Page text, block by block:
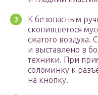
К безопасным
скопившегося
сжатого воздуха.
и выставлено в
техники. При
соломинку к
на кнопку.